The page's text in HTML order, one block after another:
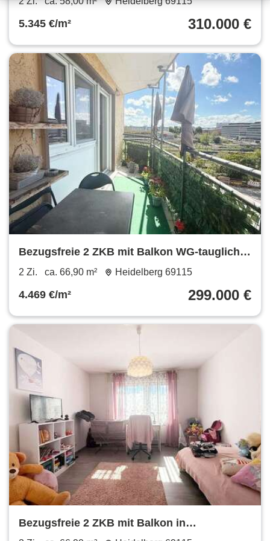
5.345 €/m² 310.000 €
Bezugsfreie 2 ZKB mit Balkon WG-tauglich
Großteils modernisiert HD-Weststadt
2 Zi. ca. 66,90 m² Heidelberg 69115
4.469 €/m² 299.000 €
Bezugsfreie 2 ZKB mit Balkon in